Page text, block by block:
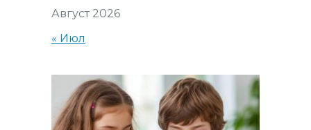
Август 2026
« Июл